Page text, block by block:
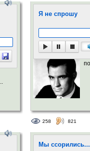
Я не спрошу
258 821
Мы ссорились...